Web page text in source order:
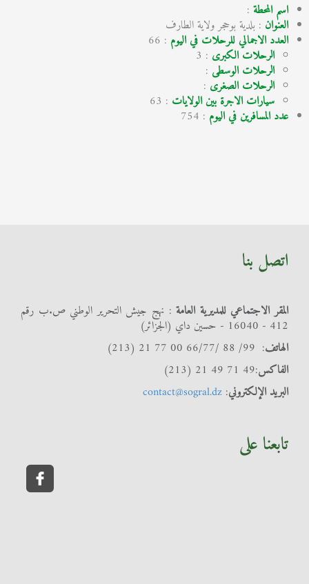
اسم المحطة :
العنوان : بلدية بوحجر ولاية الطارف
العدد الاجمالي للرحلات في اليوم : 66
الرحلات الكبرى : 3
الرحلات الوسطى :
الرحلات الصغرى :
سيارات الاجرة بين الولايات : 63
عدد المسافرين في اليوم : 754
اتصل بنا
المقر الاجتماعي للمديرية العامة : نهج جيش التحرير الوطني ص.ب رقم
412 - 16040 - حسين داي (الجزائر)
الهاتف: 99/ 88 /66/77 00 77 21 (213)
الفاكس:49 71 49 21 (213)
البريد الإلكتروني:
contact@sogral.dz
تابعنا على